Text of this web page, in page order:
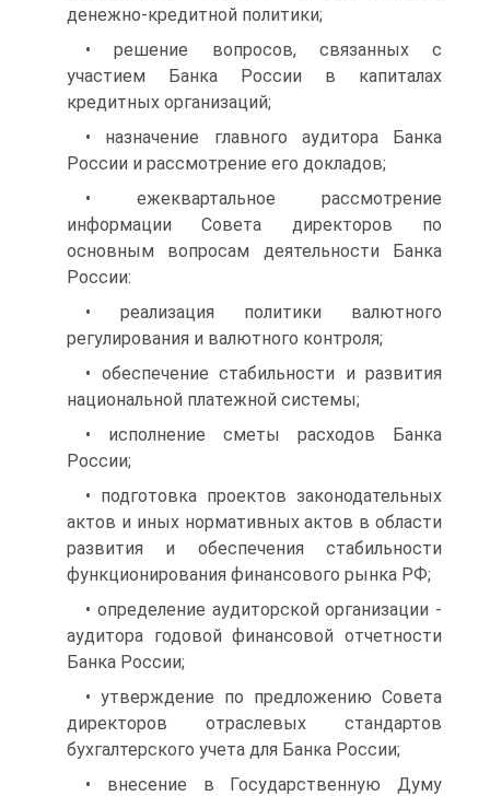
денежно-кредитной политики;
• решение вопросов, связанных с
участием Банка России в капиталах
кредитных организаций;
• назначение главного аудитора Банка
России и рассмотрение его докладов;
• ежеквартальное рассмотрение
информации Совета директоров по
основным вопросам деятельности Банка
России:
• реализация политики валютного
регулирования и валютного контроля;
• обеспечение стабильности и развития
национальной платежной системы;
• исполнение сметы расходов Банка
России;
• подготовка проектов законодательных
актов и иных нормативных актов в области
развития и обеспечения стабильности
функционирования финансового рынка РФ;
• определение аудиторской организации -
аудитора годовой финансовой отчетности
Банка России;
• утверждение по предложению Совета
директоров отраслевых стандартов
бухгалтерского учета для Банка России;
• внесение в Государственную Думу